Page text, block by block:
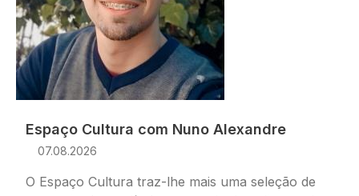
Espaço Cultura com Nuno Alexandre
07.08.2026
O Espaço Cultura traz-lhe mais uma seleção de